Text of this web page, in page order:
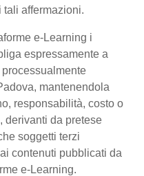
affermazioni.
e-Learning i
espressamente a
mantenendola
responsabilità, costo o
derivanti da pretese
soggetti terzi
contenuti pubblicati da
e-Learning.